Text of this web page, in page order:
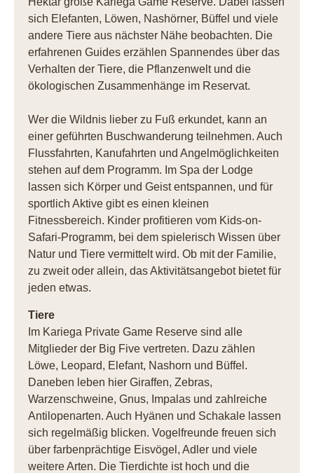
sich Elefanten, Löwen, Nashörner, Büffel und viele
andere Tiere aus nächster Nähe beobachten. Die
erfahrenen Guides erzählen Spannendes über das
Verhalten der Tiere, die Pflanzenwelt und die
ökologischen Zusammenhänge im Reservat.
Wer die Wildnis lieber zu Fuß erkundet, kann an
einer geführten Buschwanderung teilnehmen. Auch
Flussfahrten, Kanufahrten und Angelmöglichkeiten
stehen auf dem Programm. Im Spa der Lodge
lassen sich Körper und Geist entspannen, und für
sportlich Aktive gibt es einen kleinen
Fitnessbereich. Kinder profitieren vom Kids-on-
Safari-Programm, bei dem spielerisch Wissen über
Natur und Tiere vermittelt wird. Ob mit der Familie,
zu zweit oder allein, das Aktivitätsangebot bietet für
jeden etwas.
Tiere
Im Kariega Private Game Reserve sind alle
Mitglieder der Big Five vertreten. Dazu zählen
Löwe, Leopard, Elefant, Nashorn und Büffel.
Daneben leben hier Giraffen, Zebras,
Warzenschweine, Gnus, Impalas und zahlreiche
Antilopenarten. Auch Hyänen und Schakale lassen
sich regelmäßig blicken. Vogelfreunde freuen sich
über farbenprächtige Eisvögel, Adler und viele
weitere Arten. Die Tierdichte ist hoch und die